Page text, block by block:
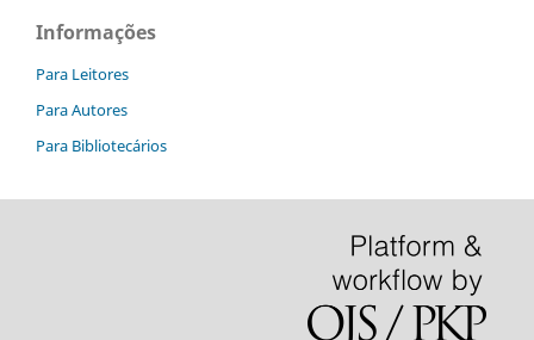
Informações
Para Leitores
Para Autores
Para Bibliotecários